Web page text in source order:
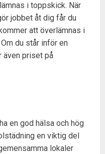
i toppskick. När
jobbet åt dig får du
att överlämnas i
du står inför en
även priset på
en god hälsa och hög
en viktig del
lokaler